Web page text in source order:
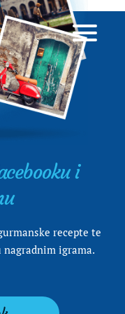
i
recepte te
igrama.